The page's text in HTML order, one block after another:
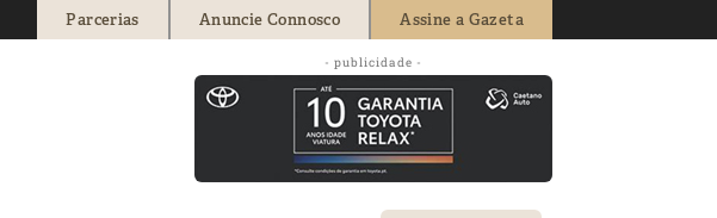
Parcerias Anuncie Connosco Assine a Gazeta
- publicidade -